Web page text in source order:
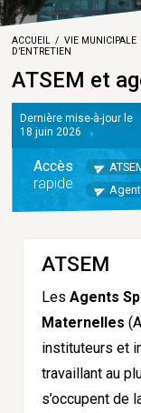
ACCUEIL VIE MUNICIPALE
D’ENTRETIEN
ATSEM et
Dernière mise-à-jour le
18 juin 2026
Accès
rapide
ATSEM
Les Agents
Maternelles
instituteurs et
travaillant au
s’occupent de